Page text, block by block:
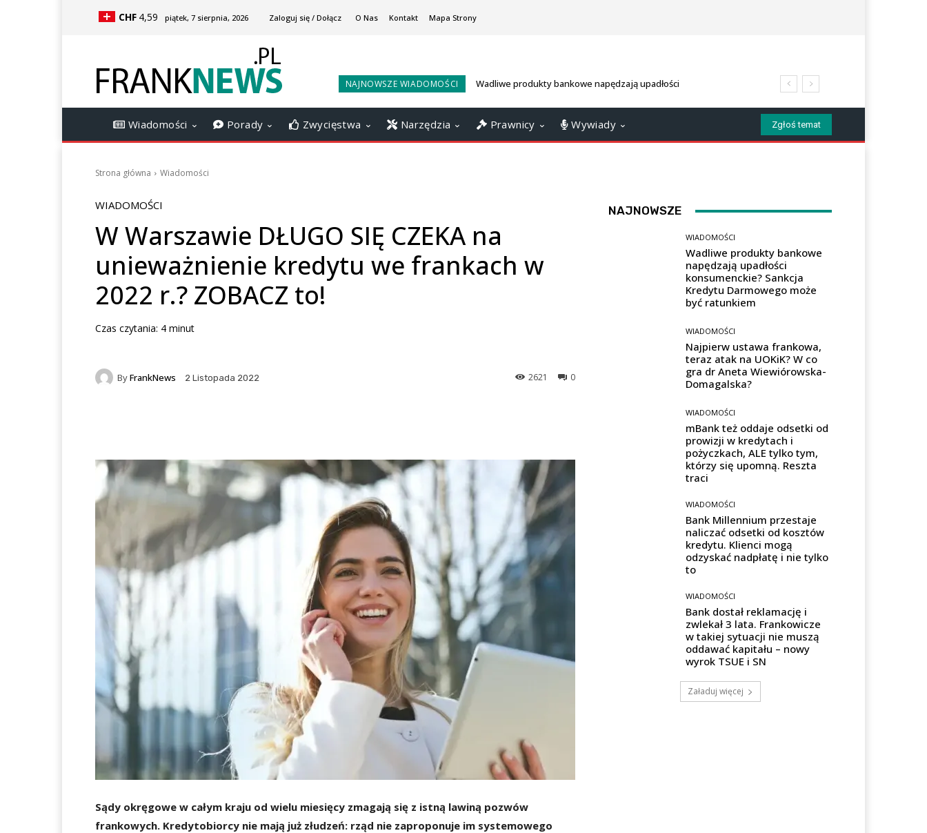
CHF 4,59 piątek, 7 sierpnia, 2026 Zaloguj się / Dołącz O Nas Kontakt Mapa Strony
NAJNOWSZE WIADOMOŚCI
Wadliwe produkty bankowe napędzają upadłości
ratunkiem
Wiadomości Porady Zwycięstwa Narzędzia Prawnicy Wywiady Zgłoś temat
Strona główna Wiadomości
WIADOMOŚCI
W Warszawie DŁUGO SIĘ CZEKA na
unieważnienie kredytu we frankach w
2022 r.? ZOBACZ to!
Czas czytania: 4 minut
ByFrankNews 2 Listopada 2022 0
2621
Sądy okręgowe w całym kraju od wielu miesięcy zmagają się z istną lawiną pozwów
frankowych. Kredytobiorcy nie mają już złudzeń: rząd nie zaproponuje im systemowego
NAJNOWSZE
WIADOMOŚCI
Wadliwe produkty bankowe
napędzają upadłości
konsumenckie? Sankcja
Kredytu Darmowego może
być ratunkiem
WIADOMOŚCI
Najpierw ustawa frankowa,
teraz atak na UOKiK? W co
gra dr Aneta Wiewiórowska-
Domagalska?
WIADOMOŚCI
mBank też oddaje odsetki od
prowizji w kredytach i
pożyczkach, ALE tylko tym,
którzy się upomną. Reszta
traci
WIADOMOŚCI
Bank Millennium przestaje
naliczać odsetki od kosztów
kredytu. Klienci mogą
odzyskać nadpłatę i nie tylko
to
WIADOMOŚCI
Bank dostał reklamację i
zwlekał 3 lata. Frankowicze
w takiej sytuacji nie muszą
oddawać kapitału – nowy
wyrok TSUE i SN
Załaduj więcej